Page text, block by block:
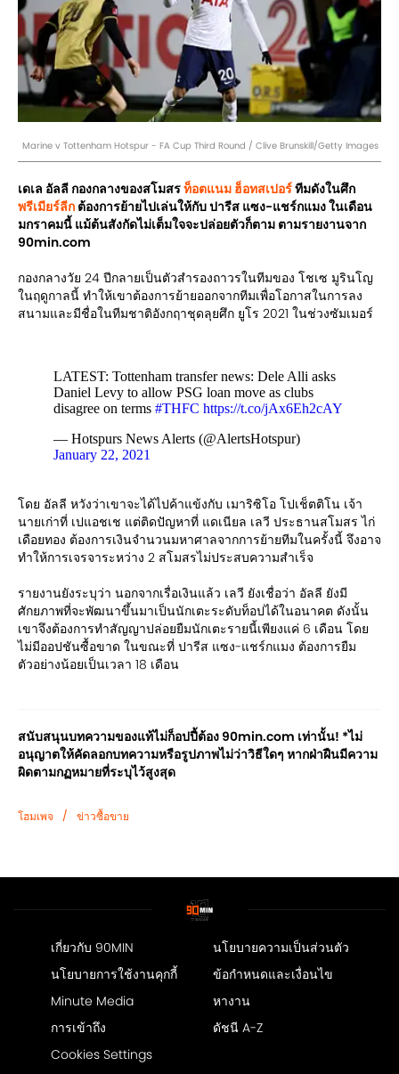
Marine v Tottenham Hotspur - FA Cup Third Round / Clive Brunskill/Getty Images
เดเล อัลลี กองกลางของสโมสรท็อตแนม ฮ็อทสเปอร์ทีมดังในศึก
พรีเมียร์ลีก ต้องการย้ายไปเล่นให้กับ ปารีส แซง-แชร์กแมง ในเดือน
มกราคมนี้ แม้ต้นสังกัดไม่เต็มใจจะปล่อยตัวก็ตาม ตามรายงานจาก
90min.com
กองกลางวัย 24 ปีกลายเป็นตัวสำรองถาวรในทีมของ โชเซ มูรินโญ
ในฤดูกาลนี้ ทำให้เขาต้องการย้ายออกจากทีมเพื่อโอกาสในการลง
สนามและมีชื่อในทีมชาติอังกฤาชุดลุยศึก ยูโร 2021 ในช่วงซัมเมอร์
LATEST: Tottenham transfer news: Dele Alli asks
Daniel Levy to allow PSG loan move as clubs
disagree on terms #THFC https://t.co/jAx6Eh2cAY
— Hotspurs News Alerts (@AlertsHotspur)
January 22, 2021
โดย อัลลี หวังว่าเขาจะได้ไปค้าแข้งกับ เมาริซิโอ โปเช็ตติโน เจ้า
นายเก่าที่ เปแอชเช แต่ติดปัญหาที่ แดเนียล เลวี ประธานสโมสร ไก่
เดือยทอง ต้องการเงินจำนวนมหาศาลจากการย้ายทีมในครั้งนี้ จึงอาจ
ทำให้การเจรจาระหว่าง 2 สโมสรไม่ประสบความสำเร็จ
รายงานยังระบุว่า นอกจากเรื่อเงินแล้ว เลวี ยังเชื่อว่า อัลลี ยังมี
ศักยภาพที่จะพัฒนาขึ้นมาเป็นนักเตะระดับท็อปได้ในอนาคต ดังนั้น
เขาจึงต้องการทำสัญญาปล่อยยืมนักเตะรายนี้เพียงแค่ 6 เดือน โดย
ไม่มีออปชันซื้อขาด ในขณะที่ ปารีส แซง-แชร์กแมง ต้องการยืม
ตัวอย่างน้อยเป็นเวลา 18 เดือน
สนับสนุนบทความของแท้ไม่ก็อปปี้ต้อง 90min.com เท่านั้น! *ไม่
อนุญาตให้คัดลอกบทความหรือรูปภาพไม่ว่าวิธีใดๆ หากฝ่าฝืนมีความ
ผิดตามกฏหมายที่ระบุไว้สูงสุด
โฮมเพจ / ข่าวซื้อขาย
เกี่ยวกับ 90MIN
นโยบายความเป็นส่วนตัว
นโยบายการใช้งานคุกกี้
ข้อกำหนดและเงื่อนไข
Minute Media
หางาน
การเข้าถึง
ดัชนี A-Z
Cookies Settings